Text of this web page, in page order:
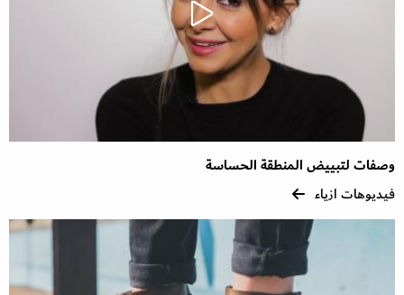
وصفات لتبييض المنطقة الحساسة
فيديوهات ازياء